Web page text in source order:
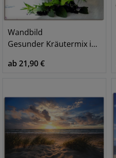
Wandbild
Gesunder Kräutermix im Mörser
ab 21,90 €